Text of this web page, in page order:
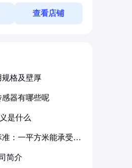
查看店铺
格及壁厚
器有哪些呢
是什么
：一平方米能承受多
简介